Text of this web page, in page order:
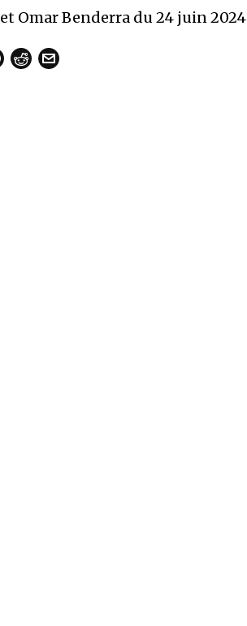
Omar Benderra du 24 juin 2024